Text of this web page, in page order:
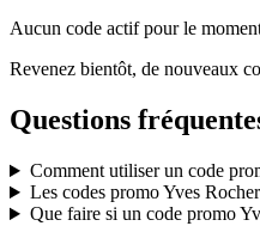
Aucun code actif pour le
Revenez bientôt, de nouveaux
Questions
Comment utiliser un code
Les codes promoYves Rocher
Que faire si un code promo